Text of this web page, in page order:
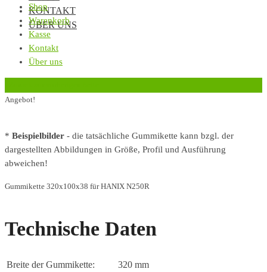
KONTAKT
ÜBER UNS
Shop
Warenkorb
Kasse
Kontakt
Über uns
Angebot!
* Beispielbilder - die tatsächliche Gummikette kann bzgl. der
dargestellten Abbildungen in Größe, Profil und Ausführung
abweichen!
Gummikette 320x100x38 für HANIX N250R
Technische Daten
Breite der Gummikette:
320 mm